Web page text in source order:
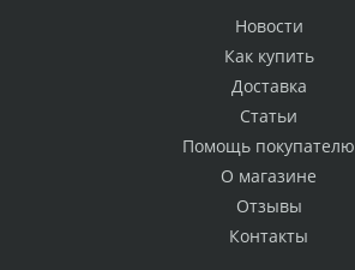
Новости
Как купить
Доставка
Статьи
Помощь покупателю
О магазине
Отзывы
Контакты